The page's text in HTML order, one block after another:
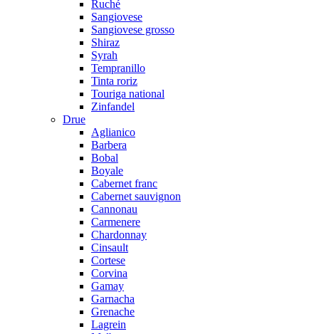
Ruché
Sangiovese
Sangiovese grosso
Shiraz
Syrah
Tempranillo
Tinta roriz
Touriga national
Zinfandel
Drue
Aglianico
Barbera
Bobal
Boyale
Cabernet franc
Cabernet sauvignon
Cannonau
Carmenere
Chardonnay
Cinsault
Cortese
Corvina
Gamay
Garnacha
Grenache
Lagrein